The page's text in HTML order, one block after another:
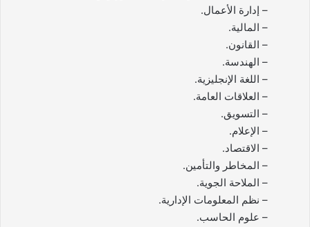
– إدارة الأعمال.
– المالية.
– القانون.
– الهندسة.
– اللغة الإنجليزية.
– العلاقات العامة.
– التسويق.
– الإعلام.
– الاقتصاد.
– المخاطر والتأمين.
– الملاحة الجوية.
– نظم المعلومات الإدارية.
– علوم الحاسب.